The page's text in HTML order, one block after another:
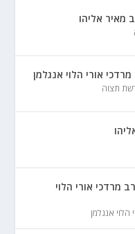
אליהו
אורי הלוי אנגלמן
תצוה
אורי הלוי
הלוי אנגלמן